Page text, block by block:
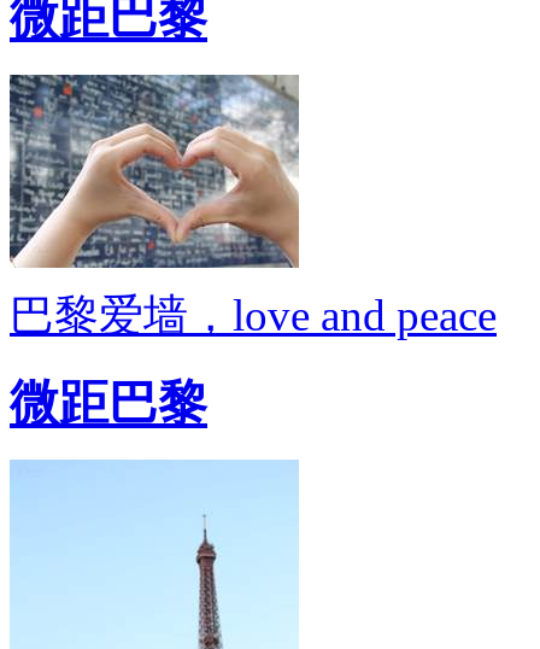
微距巴黎
巴黎爱墙，love and peace
微距巴黎